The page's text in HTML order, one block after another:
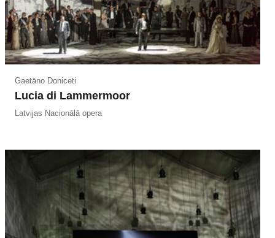
Gaetāno Doniceti
Lucia di Lammermoor
Latvijas Nacionālā opera